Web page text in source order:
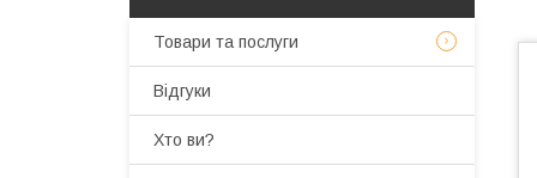
Товари та послуги
Відгуки
Хто ви?